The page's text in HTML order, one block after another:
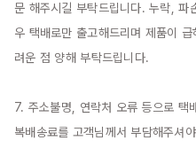
문 해주시길 부탁드립니다. 누락, 파
우 택배로만 출고해드리며 제품이
려운 점 양해 부탁드립니다.
7. 주소불명, 연락처 오류 등으로 택
복배송료를 고객님께서 부담해주셔